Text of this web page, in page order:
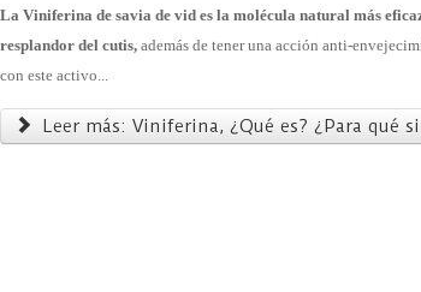
La Viniferina de savia de vid es la molécula natural más
resplandor del cutis, además de tener una acción anti-
con este activo...
Leer más: Viniferina, ¿Qué es? ¿Para qué